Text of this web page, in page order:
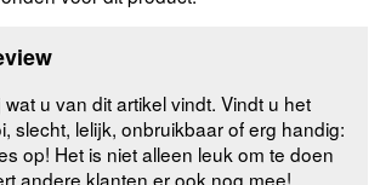
u van dit artikel vindt. Vindt u het
slecht, lelijk, onbruikbaar of erg handig:
op! Het is niet alleen leuk om te doen
andere klanten er ook nog mee!